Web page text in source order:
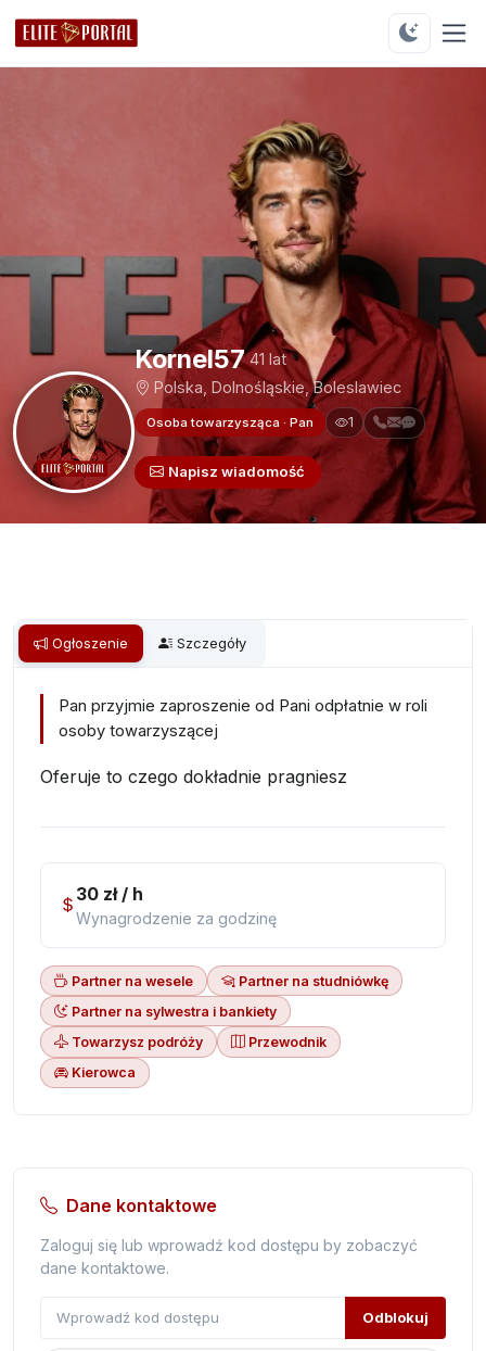
Kornel57 41 lat
Polska, Dolnośląskie, Boleslawiec
Osoba towarzysząca · Pan 1
Napisz wiadomość
Ogłoszenie Szczegóły
Pan przyjmie zaproszenie od Pani odpłatnie w roli
osoby towarzyszącej
Oferuje to czego dokładnie pragniesz
30 zł / h
Wynagrodzenie za godzinę
Partner na wesele
Partner na studniówkę
Partner na sylwestra i bankiety
Towarzysz podróży
Przewodnik
Kierowca
Dane kontaktowe
Zaloguj się lub wprowadź kod dostępu by zobaczyć
dane kontaktowe.
Odblokuj